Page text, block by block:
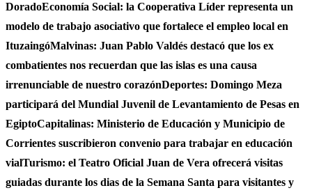
DoradoEconomía Social: la Cooperativa Líder representa un
modelo de trabajo asociativo que fortalece el empleo local en
ItuzaingóMalvinas: Juan Pablo Valdés destacó que los ex
combatientes nos recuerdan que las islas es una causa
irrenunciable de nuestro corazónDeportes: Domingo Meza
participará del Mundial Juvenil de Levantamiento de Pesas en
EgiptoCapitalinas: Ministerio de Educación y Municipio de
Corrientes suscribieron convenio para trabajar en educación
vialTurismo: el Teatro Oficial Juan de Vera ofrecerá visitas
guiadas durante los dias de la Semana Santa para visitantes y